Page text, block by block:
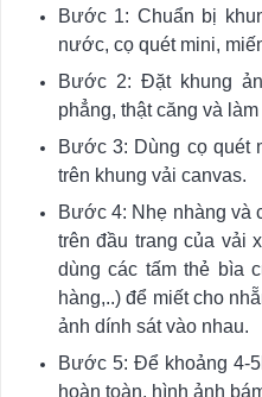
Bước 1: Chuẩn bị
nước, cọ quét mini,
Bước 2: Đặt khung
phẳng, thật căng và
Bước 3: Dùng cọ quét
trên khung vải canvas.
Bước 4: Nhẹ nhàng và
trên đầu trang của vải
dùng các tấm thẻ bìa
hàng,..) để miết cho
ảnh dính sát vào nhau.
Bước 5: Để khoảng 4-
hoàn toàn, hình ảnh